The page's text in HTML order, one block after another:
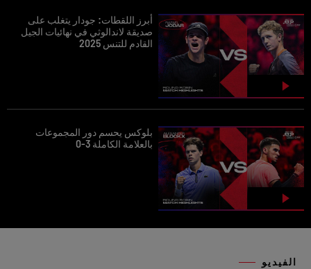
أبرز اللقطات: جودار يتغلب على
صديقة لاندالوثي في نهائيات الجيل
القادم للتنس 2025
بلوكس يحسم دور المجموعات
بالعلامة الكاملة 3-0
الفيديو